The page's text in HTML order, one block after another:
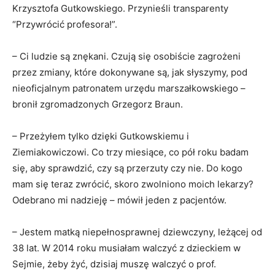
Krzysztofa Gutkowskiego. Przynieśli transparenty
“Przywrócić profesora!”.
– Ci ludzie są znękani. Czują się osobiście zagrożeni
przez zmiany, które dokonywane są, jak słyszymy, pod
nieoficjalnym patronatem urzędu marszałkowskiego –
bronił zgromadzonych Grzegorz Braun.
– Przeżyłem tylko dzięki Gutkowskiemu i
Ziemiakowiczowi. Co trzy miesiące, co pół roku badam
się, aby sprawdzić, czy są przerzuty czy nie. Do kogo
mam się teraz zwrócić, skoro zwolniono moich lekarzy?
Odebrano mi nadzieję – mówił jeden z pacjentów.
– Jestem matką niepełnosprawnej dziewczyny, leżącej od
38 lat. W 2014 roku musiałam walczyć z dzieckiem w
Sejmie, żeby żyć, dzisiaj muszę walczyć o prof.